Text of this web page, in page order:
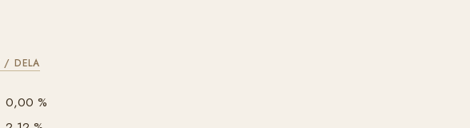
/ DELA
0,00 %